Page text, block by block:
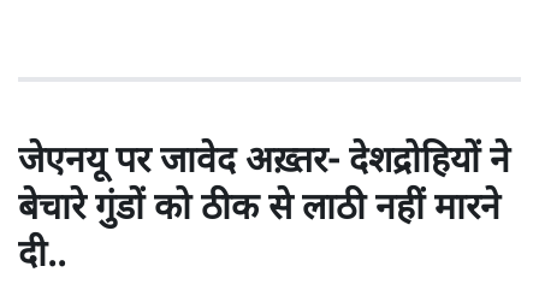
जेएनयू पर जावेद अख़्तर- देशद्रोहियों ने
बेचारे गुंडों को ठीक से लाठी नहीं मारने
दी..